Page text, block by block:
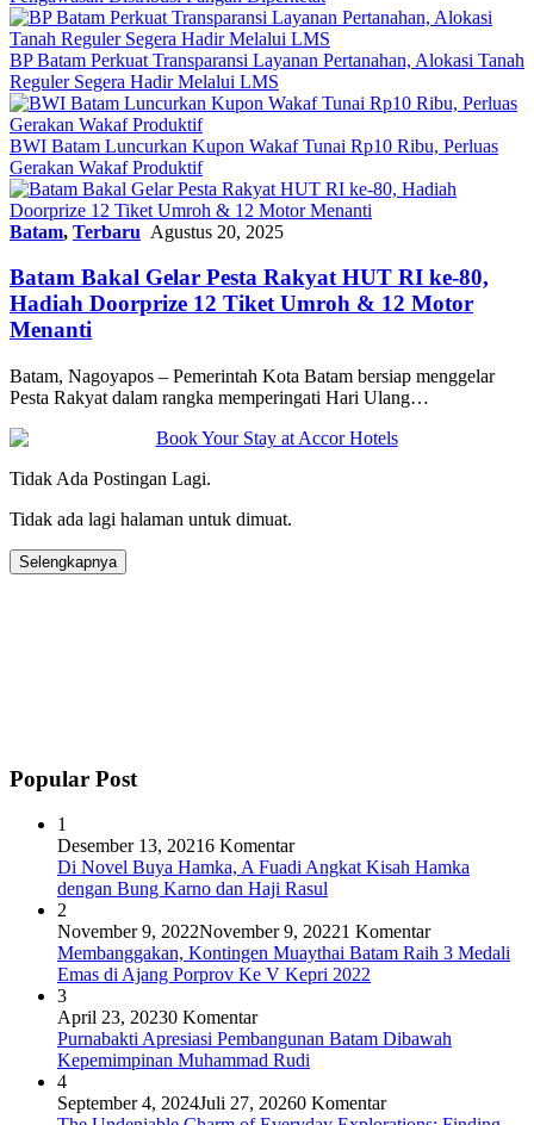
BP Batam Perkuat Transparansi Layanan Pertanahan, Alokasi Tanah
Reguler Segera Hadir Melalui LMS
BWI Batam Luncurkan Kupon Wakaf Tunai Rp10 Ribu, Perluas
Gerakan Wakaf Produktif
Batam, Terbaru Agustus 20, 2025
Batam Bakal Gelar Pesta Rakyat HUT RI ke-80,
Hadiah Doorprize 12 Tiket Umroh & 12 Motor
Menanti
Batam, Nagoyapos – Pemerintah Kota Batam bersiap menggelar
Pesta Rakyat dalam rangka memperingati Hari Ulang…
Tidak Ada Postingan Lagi.
Tidak ada lagi halaman untuk dimuat.
Selengkapnya
Popular Post
1
Desember 13, 20216 Komentar
Di Novel Buya Hamka, A Fuadi Angkat Kisah Hamka
dengan Bung Karno dan Haji Rasul
2
November 9, 2022November 9, 20221 Komentar
Membanggakan, Kontingen Muaythai Batam Raih 3 Medali
Emas di Ajang Porprov Ke V Kepri 2022
3
April 23, 20230 Komentar
Purnabakti Apresiasi Pembangunan Batam Dibawah
Kepemimpinan Muhammad Rudi
4
September 4, 2024Juli 27, 20260 Komentar